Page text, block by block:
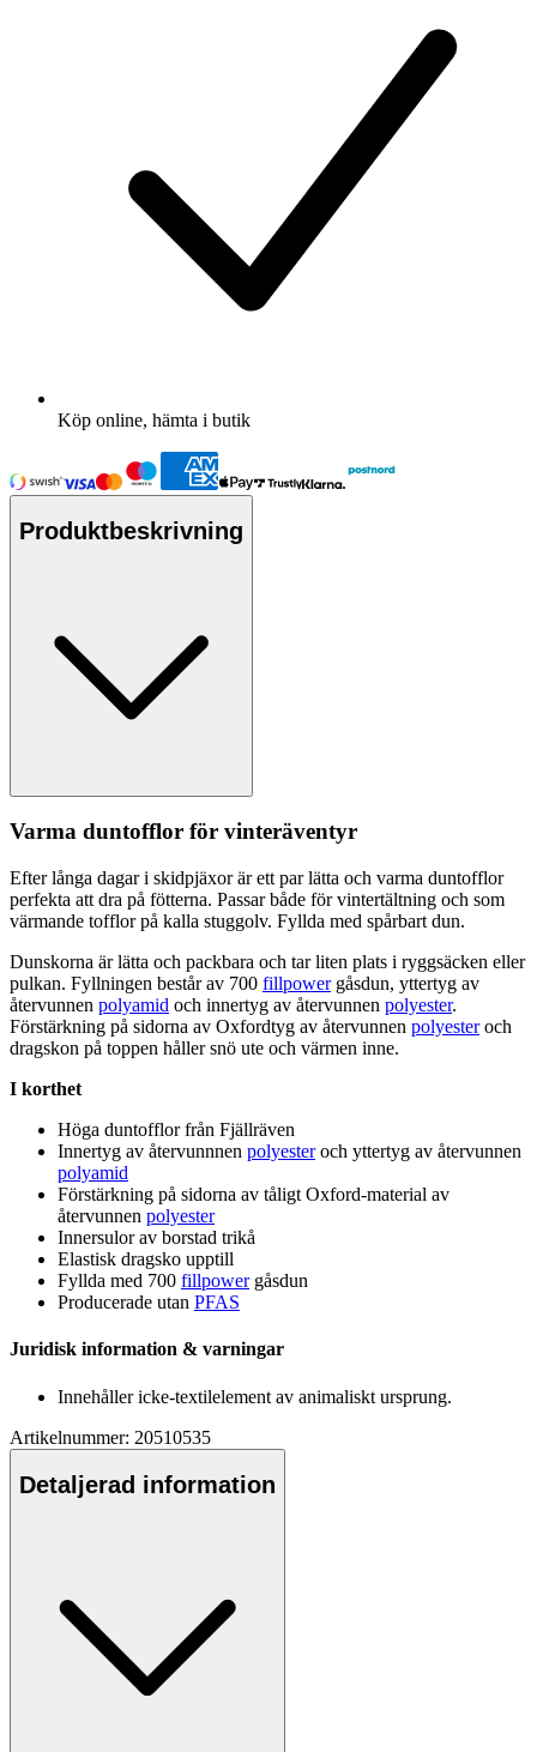
Köp online, hämta i butik
Produktbeskrivning
Varma duntofflor för vinteräventyr
Efter långa dagar i skidpjäxor är ett par lätta och varma duntofflor
perfekta att dra på fötterna. Passar både för vintertältning och som
värmande tofflor på kalla stuggolv. Fyllda med spårbart dun.
Dunskorna är lätta och packbara och tar liten plats i ryggsäcken eller
pulkan. Fyllningen består av 700 fillpowergåsdun, yttertyg av
återvunnen polyamid och innertyg av återvunnen polyester.
Förstärkning på sidorna av Oxfordtyg av återvunnen polyesteroch
dragskon på toppen håller snö ute och värmen inne.
I korthet
Höga duntofflor från Fjällräven
Innertyg av återvunnnen polyesteroch yttertyg av återvunnen
polyamid
Förstärkning på sidorna av tåligt Oxford-material av
återvunnen polyester
Innersulor av borstad trikå
Elastisk dragsko upptill
Fyllda med 700 fillpowergåsdun
Producerade utan PFAS
Juridisk information & varningar
Innehåller icke-textilelement av animaliskt ursprung.
Artikelnummer: 20510535
Detaljerad information